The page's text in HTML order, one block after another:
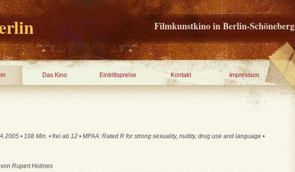
Filmkunstkino in Berlin-Schöneberg
Das Kino Eintrittspreise Kontakt Impressum
2005 • 108 Min. • frei ab 12 • MPAA: Rated R for strong sexuality, nudity, drug use and language •
Rupert Holmes